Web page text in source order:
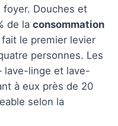
Douches et
de la consommation
le premier levier
personnes. Les
lave-linge et lave-
à eux près de 20
selon la